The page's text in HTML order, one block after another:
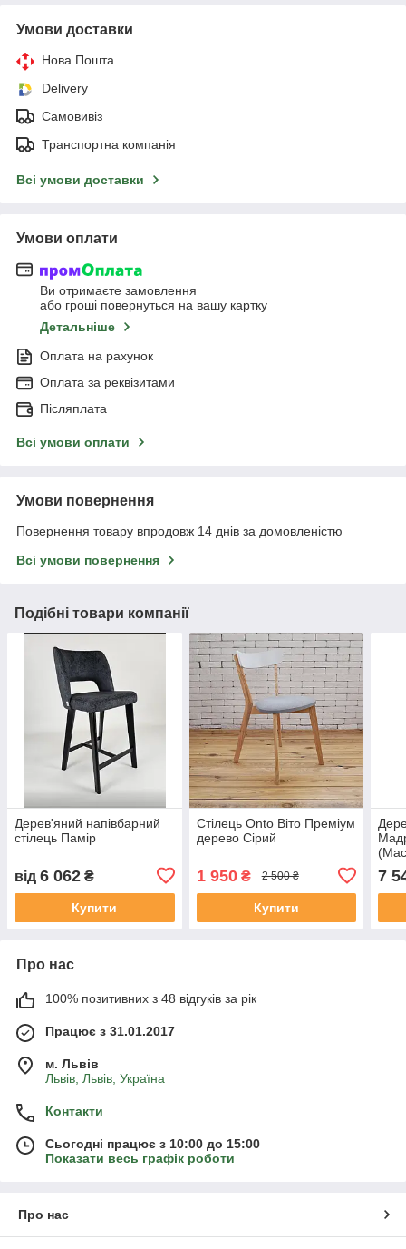
Умови доставки
Нова Пошта
Delivery
Самовивіз
Транспортна компанія
Всі умови доставки
Умови оплати
Ви отримаєте замовлення
або гроші повернуться на вашу картку
Детальніше
Оплата на рахунок
Оплата за реквізитами
Післяплата
Всі умови оплати
Умови повернення
Повернення товару впродовж 14 днів за домовленістю
Всі умови повернення
Подібні товари компанії
Дерев'яний напівбарний
стілець Памір
від 6 062 ₴
Купити
Стілець Onto Віто Преміум
дерево Сірий
1 950₴ 2 500 ₴
Купити
7
Про нас
100% позитивних з 48 відгуків за рік
Працює з 31.01.2017
м. Львів
Львів, Львів, Україна
Контакти
Сьогодні працює з 10:00 до 15:00
Показати весь графік роботи
Про нас